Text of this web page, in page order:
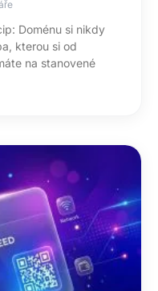
Doménu si nikdy
kterou si od
na stanovené